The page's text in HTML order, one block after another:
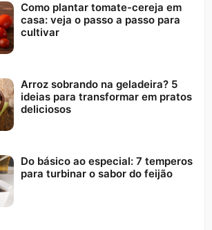
Como plantar tomate-cereja em
casa: veja o passo a passo para
cultivar
Arroz sobrando na geladeira? 5
ideias para transformar em pratos
deliciosos
Do básico ao especial: 7 temperos
para turbinar o sabor do feijão